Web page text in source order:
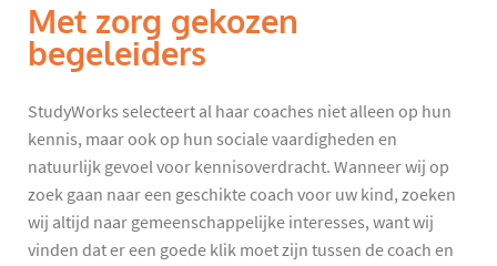
Met zorg gekozen
begeleiders
StudyWorks selecteert al haar coaches niet alleen op hun
kennis, maar ook op hun sociale vaardigheden en
natuurlijk gevoel voor kennisoverdracht. Wanneer wij op
zoek gaan naar een geschikte coach voor uw kind, zoeken
wij altijd naar gemeenschappelijke interesses, want wij
vinden dat er een goede klik moet zijn tussen de coach en